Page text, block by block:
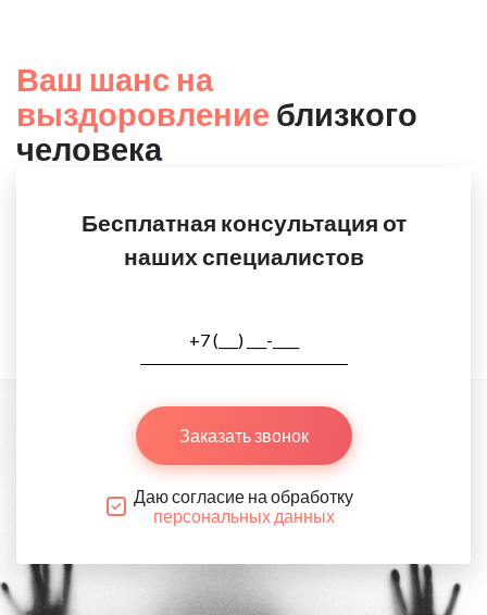
Ваш шанс на
выздоровление близкого
человека
Бесплатная консультация от
наших специалистов
Заказать звонок
Даю согласие на обработку
персональных данных